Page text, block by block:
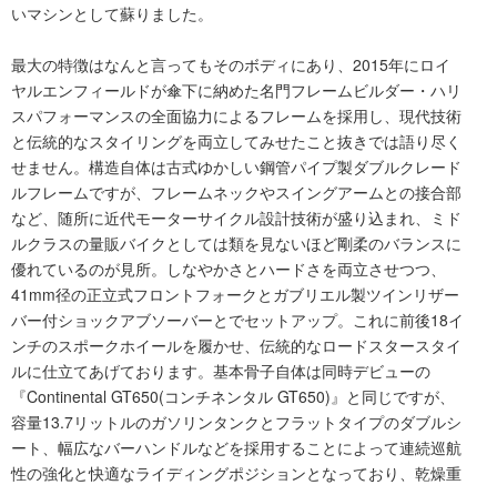
いマシンとして蘇りました。
最大の特徴はなんと言ってもそのボディにあり、2015年にロイ
ヤルエンフィールドが傘下に納めた名門フレームビルダー・ハリ
スパフォーマンスの全面協力によるフレームを採用し、現代技術
と伝統的なスタイリングを両立してみせたこと抜きでは語り尽く
せません。構造自体は古式ゆかしい鋼管パイプ製ダブルクレード
ルフレームですが、フレームネックやスイングアームとの接合部
など、随所に近代モーターサイクル設計技術が盛り込まれ、ミド
ルクラスの量販バイクとしては類を見ないほど剛柔のバランスに
優れているのが見所。しなやかさとハードさを両立させつつ、
41mm径の正立式フロントフォークとガブリエル製ツインリザー
バー付ショックアブソーバーとでセットアップ。これに前後18イ
ンチのスポークホイールを履かせ、伝統的なロードスタースタイ
ルに仕立てあげております。基本骨子自体は同時デビューの
『Continental GT650(コンチネンタル GT650)』と同じですが、
容量13.7リットルのガソリンタンクとフラットタイプのダブルシ
ート、幅広なバーハンドルなどを採用することによって連続巡航
性の強化と快適なライディングポジションとなっており、乾燥重